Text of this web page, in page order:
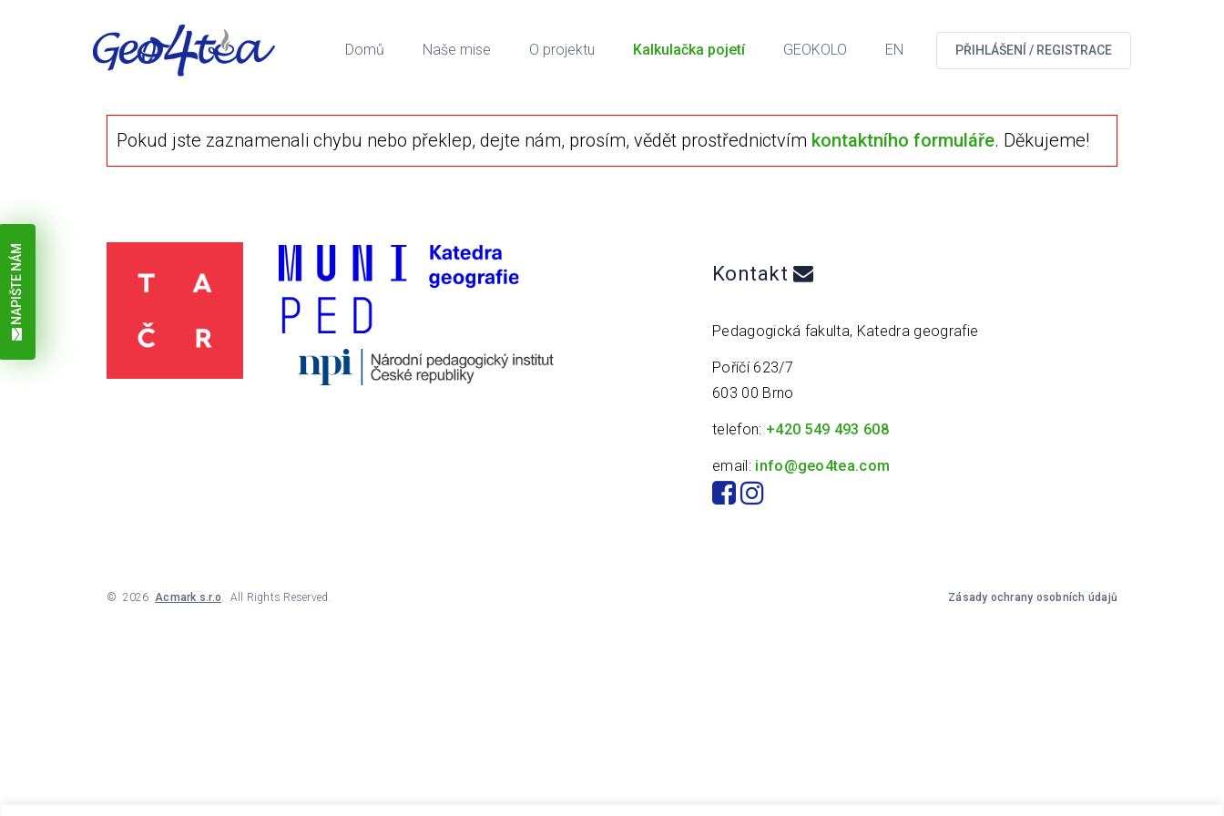
Domů Naše mise O projektu Kalkulačka pojetí GEOKOLO EN PŘIHLÁŠENÍ / REGISTRACE
NAPIŠTE NÁM
Pokud jste zaznamenali chybu nebo překlep, dejte nám, prosím, vědět prostřednictvím kontaktního formuláře. Děkujeme!
Kontakt
Pedagogická fakulta, Katedra geografie
Poříčí 623/7
603 00 Brno
telefon: +420 549 493 608
email: info@geo4tea.com
© 2026 Acmark s.r.o . All Rights Reserved. Zásady ochrany osobních údajů